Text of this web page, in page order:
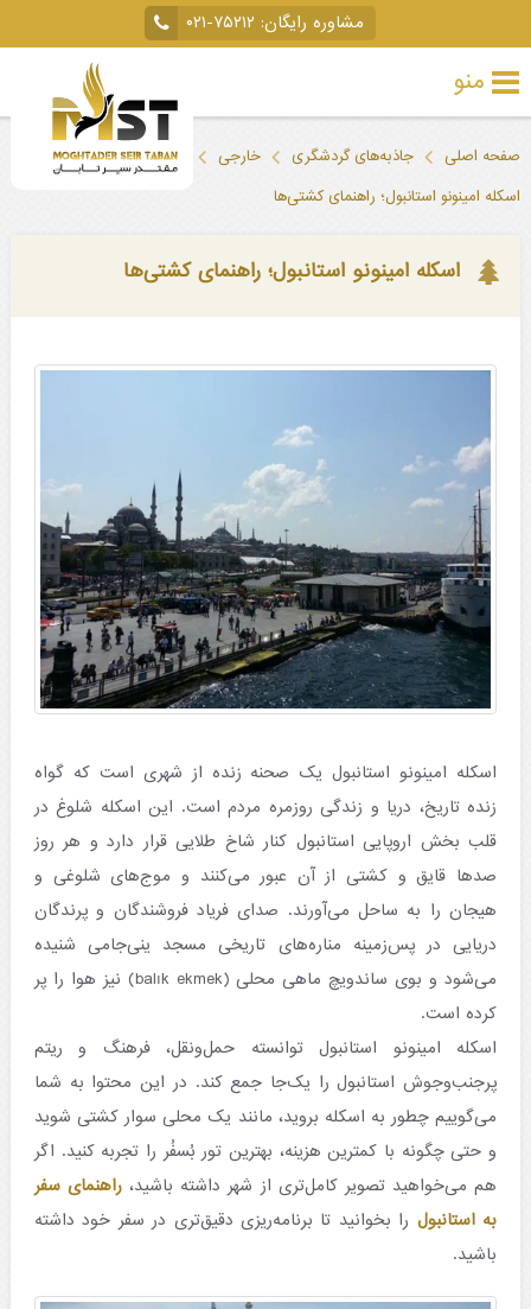
مشاوره رایگان: ۰۲۱-۷۵۲۱۲
منو
داخلی
جاذبه‌های
گردشگری
صفحه اصلی جاذبه‌های گردشگری خارجی ترکیه
استانبول
اسکله امینونو استانبول؛ راهنمای کشتی‌ها
اسکله امینونو استانبول؛ راهنمای کشتی‌ها
اسکله امینونو استانبول یک صحنه زنده‌ از شهری است که گواه
زنده تاریخ، دریا و زندگی روزمره مردم است. این اسکله شلوغ در
قلب بخش اروپایی استانبول کنار شاخ طلایی قرار دارد و هر روز
صدها قایق و کشتی از آن عبور می‌کنند و موج‌های شلوغی و
هیجان را به ساحل می‌آورند. صدای فریاد فروشندگان و پرندگان
دریایی در پس‌زمینه مناره‌های تاریخی مسجد ینی‌جامی شنیده
می‌شود و بوی ساندویچ ماهی محلی (balık ekmek) نیز هوا را پر
کرده است.
اسکله امینونو استانبول توانسته حمل‌ونقل، فرهنگ و ریتم
پرجنب‌وجوش استانبول را یک‌جا جمع کند. در این محتوا به شما
می‌گوییم چطور به اسکله بروید، مانند یک محلی سوار کشتی شوید
و حتی چگونه با کمترین هزینه، بهترین تور بُسفُر را تجربه کنید. اگر
هم می‌خواهید تصویر کامل‌تری از شهر داشته باشید، راهنمای سفر
به استانبول را بخوانید تا برنامه‌ریزی دقیق‌تری در سفر خود داشته
باشید.